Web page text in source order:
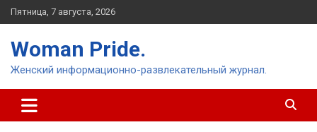
Перейти
к
Пятница, 7 августа, 2026
Woman Pride.
Женский информационно-развлекательный журнал.